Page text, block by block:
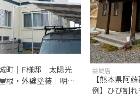
城町｜F様邸 太陽光
根・外壁塗装｜明る
益城店
【熊本県阿
例】ひび割